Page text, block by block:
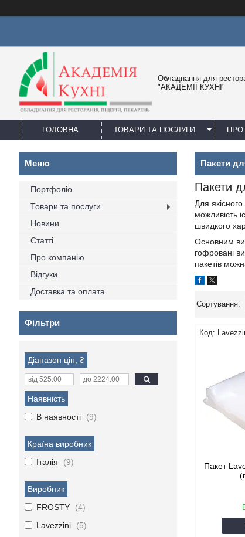
Обладнання для
"АКАДЕМІЇ КУХНІ"
ГОЛОВНА ТОВАРИ ТА ПОСЛУГИ
Пакети
Пакети
Для
можливість
швидкого
Основним
гофровані
пакетів
Пакет
Портфоліо
Товари та послуги
Новини
Статті
Про компанію
Відгуки
Доставка та оплата
Фільтри
Діапазон цін, ₴
Наявність
В наявності
9
Країна виробник
Італія
9
Виробник
FROSTY
4
Lavezzini
5